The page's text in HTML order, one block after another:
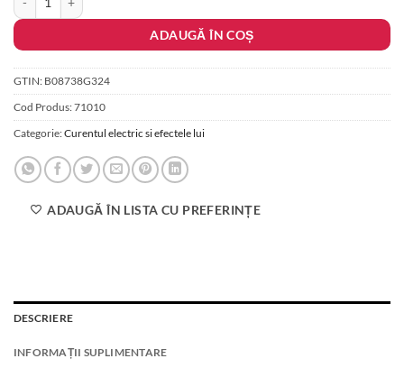
fost:
484.00 lei.
364.00 lei.
ADAUGĂ ÎN COȘ
GTIN: B08738G324
Cod Produs:71010
Categorie:Curentul electric si efectele lui
ADAUGĂ ÎN LISTA CU PREFERINȚE
DESCRIERE
INFORMAȚII SUPLIMENTARE